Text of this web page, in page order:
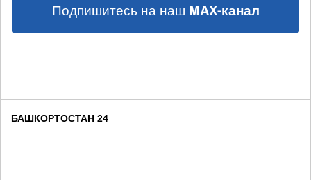
Подпишитесь на наш MAX-канал
БАШКОРТОСТАН 24